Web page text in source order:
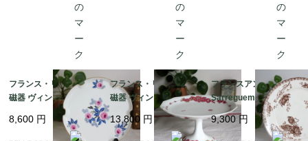
フランス・リモージュ
磁器 ヴィンテージ ｜フ
ランス発送（到着まで2
-3週間）
8,600 円
フランス・リモージュ
磁器 ヴィンテージ コン
ポティエ / 12角形の高
台皿 ピンクの花模様 Li
moges Unique｜フラ
13,800 円
フランスアンティーク
Sarreguemines サルグ
ミンヌ / ROYAT（ロワ
イヤル）プレート 茶色
｜フランス発送（到着
9,300 円